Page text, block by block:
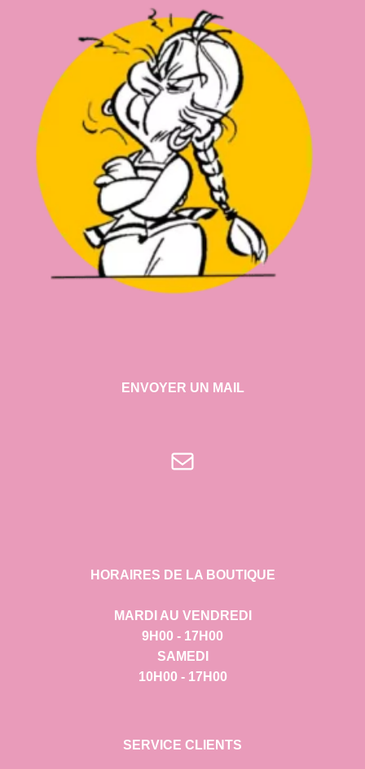
ENVOYER UN MAIL
E-mail
HORAIRES DE LA BOUTIQUE
MARDI AU VENDREDI
9H00 - 17H00
SAMEDI
10H00 - 17H00
SERVICE CLIENTS